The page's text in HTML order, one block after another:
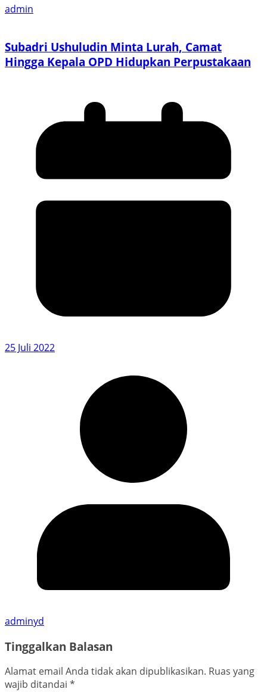
admin
Subadri Ushuludin Minta Lurah, Camat
Hingga Kepala OPD Hidupkan Perpustakaan
25 Juli 2022
adminyd
Tinggalkan Balasan
Alamat email Anda tidak akan dipublikasikan. Ruas yang
wajib ditandai *